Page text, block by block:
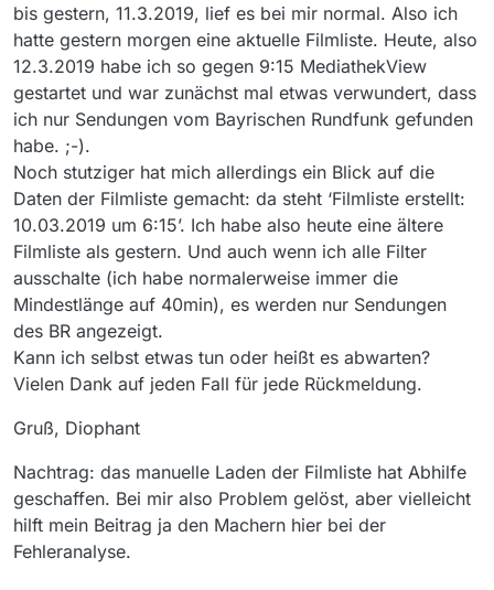
bis gestern, 11.3.2019, lief es bei mir normal. Also ich
hatte gestern morgen eine aktuelle Filmliste. Heute, also
12.3.2019 habe ich so gegen 9:15 MediathekView
gestartet und war zunächst mal etwas verwundert, dass
ich nur Sendungen vom Bayrischen Rundfunk gefunden
habe. ;-).
Noch stutziger hat mich allerdings ein Blick auf die
Daten der Filmliste gemacht: da steht ‘Filmliste erstellt:
10.03.2019 um 6:15’. Ich habe also heute eine ältere
Filmliste als gestern. Und auch wenn ich alle Filter
ausschalte (ich habe normalerweise immer die
Mindestlänge auf 40min), es werden nur Sendungen
des BR angezeigt.
Kann ich selbst etwas tun oder heißt es abwarten?
Vielen Dank auf jeden Fall für jede Rückmeldung.
Gruß, Diophant
Nachtrag: das manuelle Laden der Filmliste hat Abhilfe
geschaffen. Bei mir also Problem gelöst, aber vielleicht
hilft mein Beitrag ja den Machern hier bei der
Fehleranalyse.